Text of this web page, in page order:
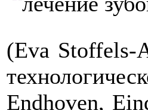
(Eva Stoffels-
Endhoven,